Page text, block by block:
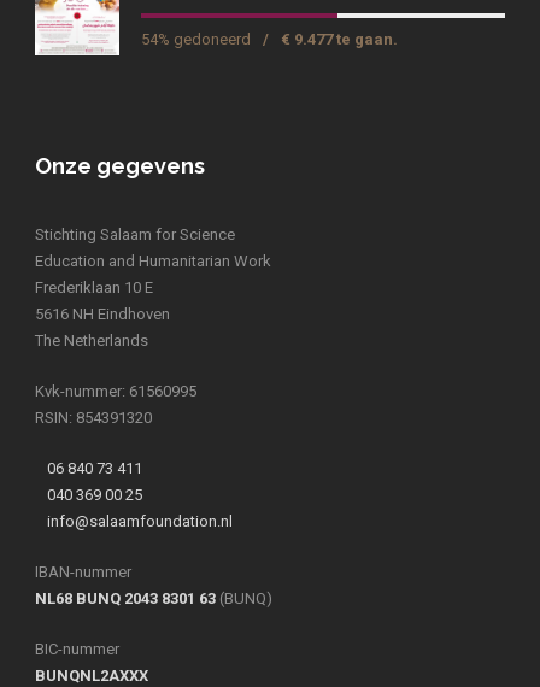
54% gedoneerd / € 9.477 te gaan.
Onze gegevens
Stichting Salaam for Science
Education and Humanitarian Work
Frederiklaan 10 E
5616 NH Eindhoven
The Netherlands
Kvk-nummer: 61560995
RSIN: 854391320
06 840 73 411
040 369 00 25
info@salaamfoundation.nl
IBAN-nummer
NL68 BUNQ 2043 8301 63 (BUNQ)
BIC-nummer
BUNQNL2AXXX